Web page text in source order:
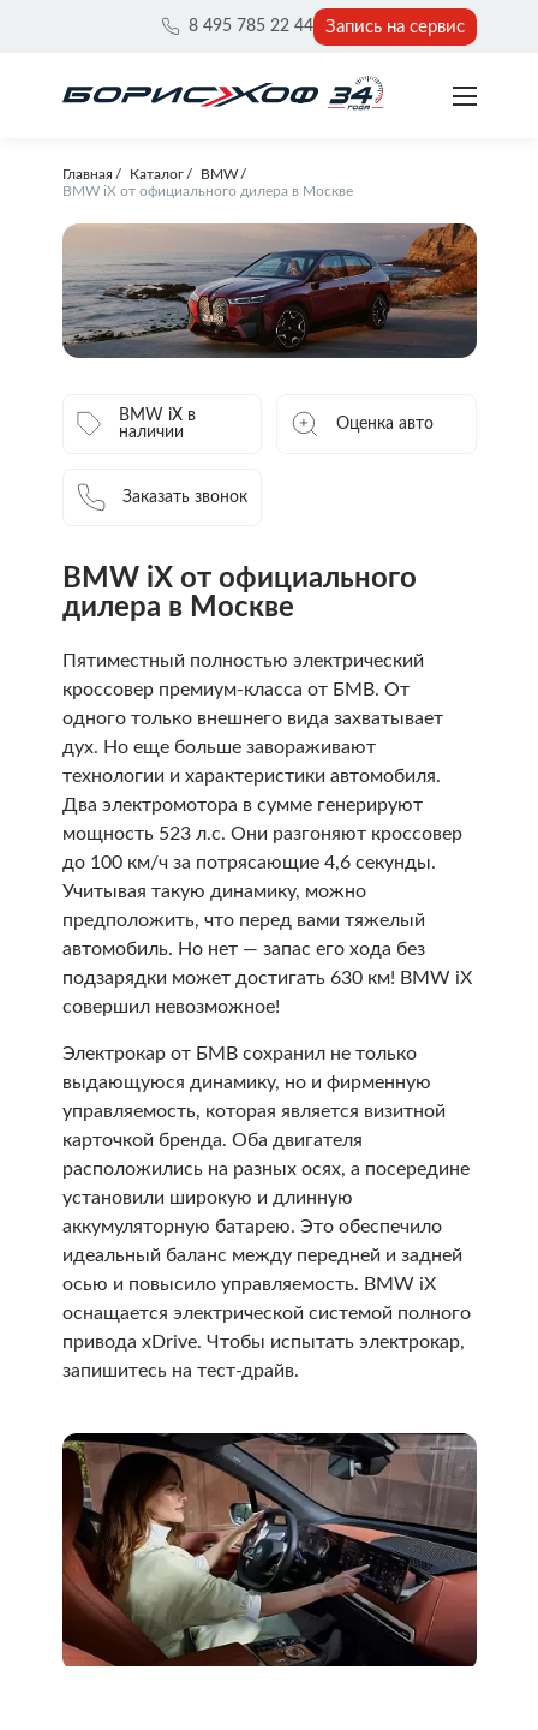
8 495 785 22 44 Запись на сервис
Главная Каталог
BMW
BMW iX от официального дилера в Москве
BMW iX в
наличии
Оценка авто
Заказать звонок
BMW iX от официального
дилера в Москве
Пятиместный полностью электрический
кроссовер премиум-класса от БМВ. От
одного только внешнего вида захватывает
дух. Но еще больше завораживают
технологии и характеристики автомобиля.
Два электромотора в сумме генерируют
мощность 523 л.с. Они разгоняют кроссовер
до 100 км/ч за потрясающие 4,6 секунды.
Учитывая такую динамику, можно
предположить, что перед вами тяжелый
автомобиль. Но нет — запас его хода без
подзарядки может достигать 630 км! BMW iX
совершил невозможное!
Электрокар от БМВ сохранил не только
выдающуюся динамику, но и фирменную
управляемость, которая является визитной
карточкой бренда. Оба двигателя
расположились на разных осях, а посередине
установили широкую и длинную
аккумуляторную батарею. Это обеспечило
идеальный баланс между передней и задней
осью и повысило управляемость. BMW iX
оснащается электрической системой полного
привода xDrive. Чтобы испытать электрокар,
запишитесь на тест-драйв.